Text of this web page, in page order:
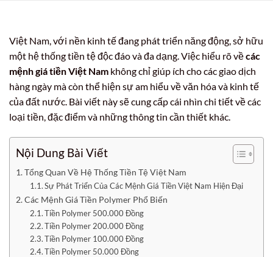
Việt Nam, với nền kinh tế đang phát triển năng động, sở hữu
một hệ thống tiền tệ độc đáo và đa dạng. Việc hiểu rõ vềcác
mệnh giá tiền Việt Nam không chỉ giúp ích cho các giao dịch
hàng ngày mà còn thể hiện sự am hiểu về văn hóa và kinh tế
của đất nước. Bài viết này sẽ cung cấp cái nhìn chi tiết về các
loại tiền, đặc điểm và những thông tin cần thiết khác.
Nội Dung Bài Viết
Tổng Quan Về Hệ Thống Tiền Tệ Việt Nam
Sự Phát Triển Của Các Mệnh Giá Tiền Việt Nam Hiện Đại
Các Mệnh Giá Tiền Polymer Phổ Biến
Tiền Polymer 500.000 Đồng
Tiền Polymer 200.000 Đồng
Tiền Polymer 100.000 Đồng
Tiền Polymer 50.000 Đồng